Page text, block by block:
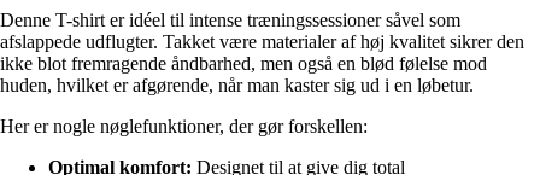
Denne T-shirt er idéel til intense træningssessioner såvel som
afslappede udflugter. Takket være materialer af høj kvalitet sikrer den
ikke blot fremragende åndbarhed, men også en blød følelse mod
huden, hvilket er afgørende, når man kaster sig ud i en løbetur.
Her er nogle nøglefunktioner, der gør forskellen:
Optimal komfort: Designet til at give dig total